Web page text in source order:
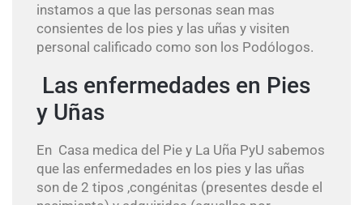
instamos a que las personas sean mas
consientes de los pies y las uñas y visiten
personal calificado como son los Podólogos.
Las enfermedades en Pies
y Uñas
En Casa medica del Pie y La Uña PyU sabemos
que las enfermedades en los pies y las uñas
son de 2 tipos ,congénitas (presentes desde el